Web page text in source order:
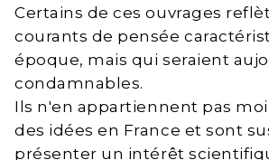
Certains de ces ouvrages
courants de pensée
époque, mais qui seraient
condamnables.
Ils n'en appartiennent pas
des idées en France et sont
présenter un intérêt